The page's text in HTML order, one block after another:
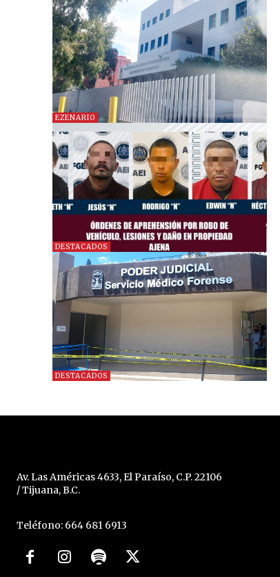
EZENARIO
DESTACADOS
DESTACADOS
Av. Las Américas 4633, El Paraíso, C.P. 22106
/ Tijuana, B.C.
Teléfono: 664 681 6913